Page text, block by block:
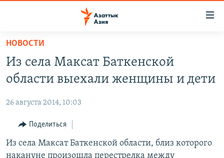
Вернуться
основному
содержанию
навигации
Вернутся
КАЗАХСТАН
УЗБЕКИСТАН
ТАДЖИКИСТАН
НОВОСТИ
НА ДРУГИХ ЯЗЫКАХ
ҚАЗАҚША
КЫРГЫЗЧА
НОВОСТИ
Из села Максат Баткенской
области выехали женщины и дети
26 августа 2014, 10:03
Поделиться
Из села Максат Баткенской области, близ которого
накануне произошла перестрелка между